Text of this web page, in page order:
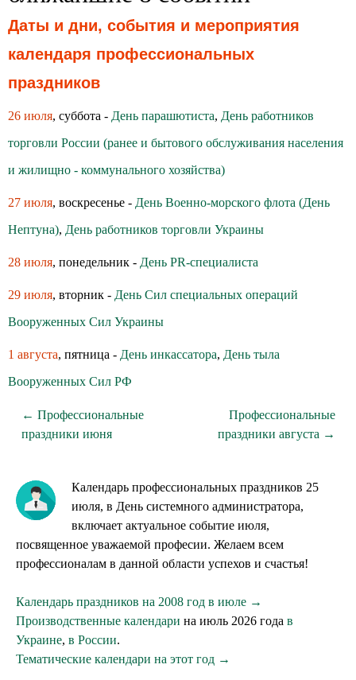
Даты и дни, события и мероприятия
календаря профессиональных
праздников
26 июля, суббота - День парашютиста, День работников
торговли России (ранее и бытового обслуживания населения
и жилищно - коммунального хозяйства)
27 июля, воскресенье - День Военно-морского флота (День
Нептуна), День работников торговли Украины
28 июля, понедельник - День PR-специалиста
29 июля, вторник - День Сил специальных операций
Вооруженных Сил Украины
1 августа, пятница - День инкассатора, День тыла
Вооруженных Сил РФ
← Профессиональные
праздники июня
Профессиональные
праздники августа →
Календарь профессиональных праздников 25
июля, в День системного администратора,
включает актуальное событие июля,
посвященное уважаемой професии. Желаем всем
профессионалам в данной области успехов и счастья!
Календарь праздников на 2008 год в июле →
Производственные календари на июль 2026 года в
Украине, в России.
Тематические календари на этот год →